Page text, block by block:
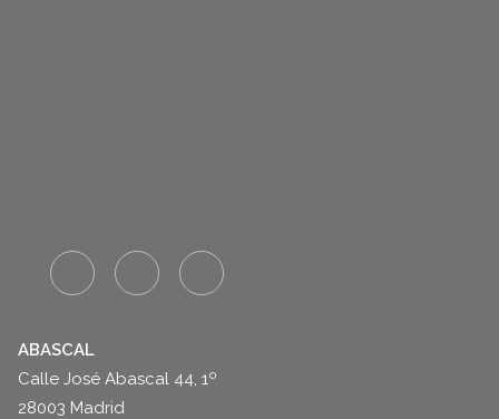
ABASCAL
Calle José Abascal 44, 1º
28003 Madrid